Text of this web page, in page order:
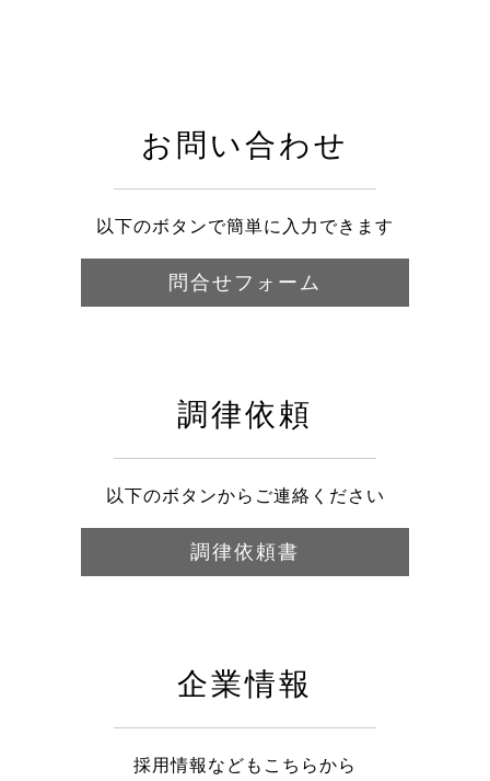
お問い合わせ
以下のボタンで簡単に入力できます
問合せフォーム
調律依頼
以下のボタンからご連絡ください
調律依頼書
企業情報
採用情報などもこちらから